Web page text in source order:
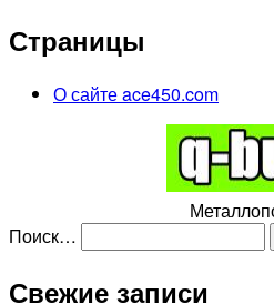
Страницы
О сайте ace450.com
Поиск…
Свежие записи